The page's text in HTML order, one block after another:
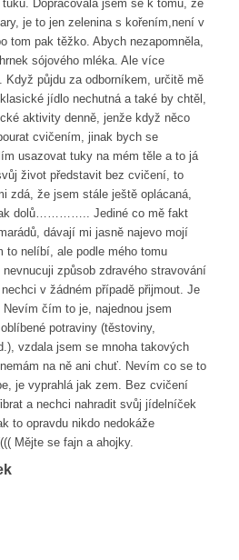
Dopracovala jsem se k tomu, že
je to jen zelenina s kořením,není v
tom pak těžko. Abych nezapomněla,
sójového mléka. Ale více
Když půjdu za odborníkem, určitě mě
jídlo nechutná a také by chtěl,
aktivity denně, jenže když něco
cvičením, jinak bych se
usazovat tuky na mém těle a to já
život představit bez cvičení, to
zdá, že jsem stále ještě oplácaná,
dolů………….. Jediné co mě fakt
dávají mi jasně najevo mojí
to nelíbí, ale podle mého tomu
způsob zdravého stravování
v žádném případě přijmout. Je
čím to je, najednou jsem
potraviny (těstoviny,
vzdala jsem se mnoha takových
na ně ani chuť. Nevím co se to
je vyprahlá jak zem. Bez cvičení
a nechci nahradit svůj jídelníček
to opravdu nikdo nedokáže
Mějte se fajn a ahojky.